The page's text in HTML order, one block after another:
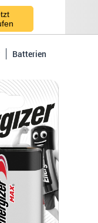
Batterien